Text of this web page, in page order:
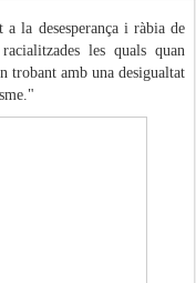
la desesperança i ràbia de
les quals quan
trobant amb una desigualtat